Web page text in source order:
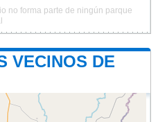
no forma parte de ningún parque
VECINOS DE